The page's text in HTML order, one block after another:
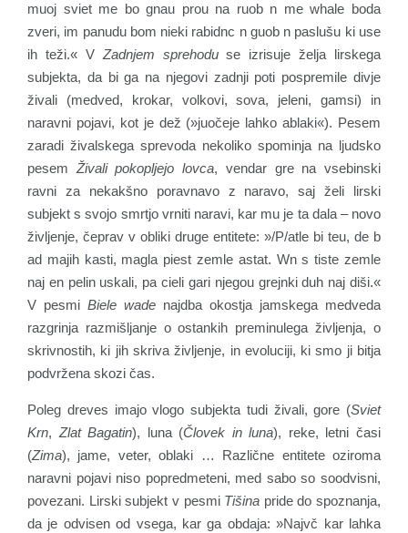
muoj sviet me bo gnau prou na ruob n me whale boda
zveri, im panudu bom nieki rabidnc n guob n paslušu ki use
ih teži.« VZadnjem sprehoduse izrisuje želja lirskega
subjekta, da bi ga na njegovi zadnji poti pospremile divje
živali (medved, krokar, volkovi, sova, jeleni, gamsi) in
naravni pojavi, kot je dež (»juočeje lahko ablaki«). Pesem
zaradi živalskega sprevoda nekoliko spominja na ljudsko
pesemŽivali pokopljejo lovca, vendar gre na vsebinski
ravni za nekakšno poravnavo z naravo, saj želi lirski
subjekt s svojo smrtjo vrniti naravi, kar mu je ta dala – novo
življenje, čeprav v obliki druge entitete: »/P/atle bi teu, de b
ad majih kasti, magla piest zemle astat. Wn s tiste zemle
naj en pelin uskali, pa cieli gari njegou grejnki duh naj diši.«
V pesmi Biele wade najdba okostja jamskega medveda
razgrinja razmišljanje o ostankih preminulega življenja, o
skrivnostih, ki jih skriva življenje, in evoluciji, ki smo ji bitja
podvržena skozi čas.
Poleg dreves imajo vlogo subjekta tudi živali, gore (Sviet
Krn,Zlat Bagatin), luna (Človek in luna), reke, letni časi
(Zima), jame, veter, oblaki … Različne entitete oziroma
naravni pojavi niso popredmeteni, med sabo so soodvisni,
povezani. Lirski subjekt v pesmi Tišina pride do spoznanja,
da je odvisen od vsega, kar ga obdaja: »Najvč kar lahka